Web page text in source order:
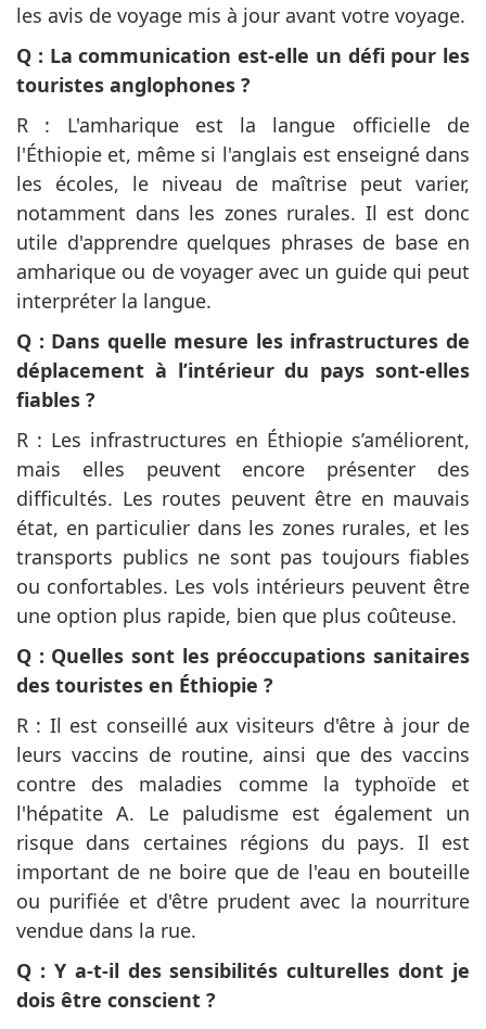
les avis de voyage mis à jour avant votre voyage.
Q : La communication est-elle un défi pour les
touristes anglophones ?
R : L'amharique est la langue officielle de
l'Éthiopie et, même si l'anglais est enseigné dans
les écoles, le niveau de maîtrise peut varier,
notamment dans les zones rurales. Il est donc
utile d'apprendre quelques phrases de base en
amharique ou de voyager avec un guide qui peut
interpréter la langue.
Q : Dans quelle mesure les infrastructures de
déplacement à l’intérieur du pays sont-elles
fiables ?
R : Les infrastructures en Éthiopie s’améliorent,
mais elles peuvent encore présenter des
difficultés. Les routes peuvent être en mauvais
état, en particulier dans les zones rurales, et les
transports publics ne sont pas toujours fiables
ou confortables. Les vols intérieurs peuvent être
une option plus rapide, bien que plus coûteuse.
Q : Quelles sont les préoccupations sanitaires
des touristes en Éthiopie ?
R : Il est conseillé aux visiteurs d'être à jour de
leurs vaccins de routine, ainsi que des vaccins
contre des maladies comme la typhoïde et
l'hépatite A. Le paludisme est également un
risque dans certaines régions du pays. Il est
important de ne boire que de l'eau en bouteille
ou purifiée et d'être prudent avec la nourriture
vendue dans la rue.
Q : Y a-t-il des sensibilités culturelles dont je
dois être conscient ?